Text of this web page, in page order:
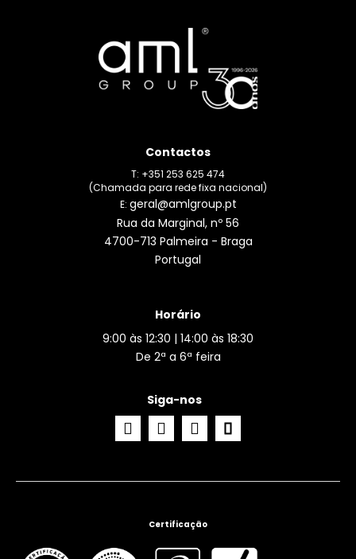
Contactos
T: +351 253 625 474
(Chamada para rede fixa nacional)
E: geral@amlgroup.pt
Rua da Marginal, nº 56
4700-713 Palmeira - Braga
Portugal
Horário
9:00 às 12:30 | 14:00 às 18:30
De 2ª a 6ª feira
Siga-nos
Certificação